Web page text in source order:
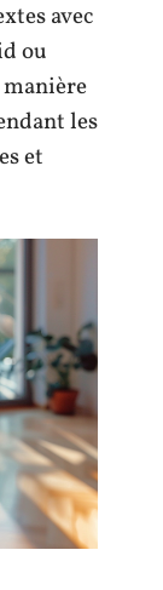
avec
ou
les
et